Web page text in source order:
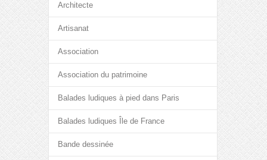
Architecte
Artisanat
Association
Association du patrimoine
Balades ludiques à pied dans Paris
Balades ludiques Île de France
Bande dessinée